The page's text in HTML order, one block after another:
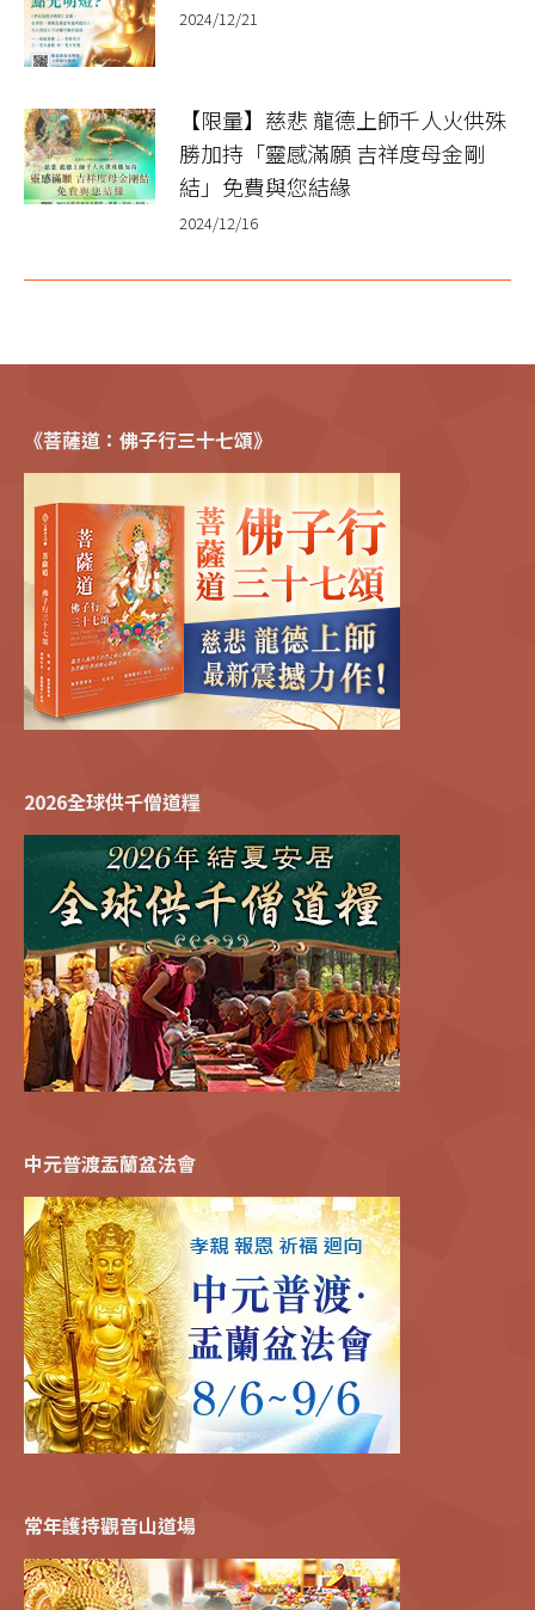
2024/12/21
【限量】慈悲 龍德上師千人火供殊
勝加持「靈感滿願 吉祥度母金剛
結」免費與您結緣
2024/12/16
《菩薩道：佛子行三十七頌》
2026全球供千僧道糧
中元普渡盂蘭盆法會
常年護持觀音山道場